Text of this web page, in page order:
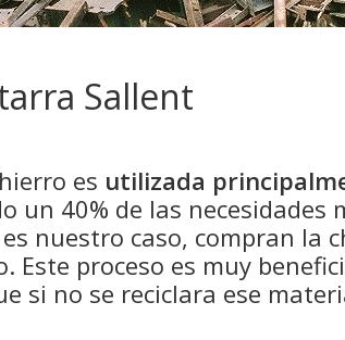
Sallent
es utilizada
un 40% de las necesidades
nuestro caso, compran la
Este proceso es muy
si no se reciclara ese